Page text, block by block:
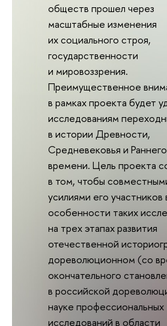
обществ прошел через
масштабные изменения
их социального строя,
государственности
и мировоззрения.
Преимущественное
в рамках проекта будет
исследованиям
в истории Древности,
Средневековья и
времени. Цель проекта
в том, чтобы
усилиями его участников
особенности таких
на трех этапах развития
отечественной
дореволюционном (со
окончательного
в российской
науке профессиональных
исследований в области